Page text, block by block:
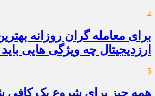
4
برای معامله گران روزانه
ارزدیجیتال چه ویژگی هایی
5
همه چیز برای شروع یک کافی